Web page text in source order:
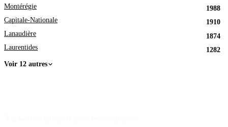
Montérégie
1988
Capitale-Nationale
1910
Lanaudière
1874
Laurentides
1282
Voir 12 autres